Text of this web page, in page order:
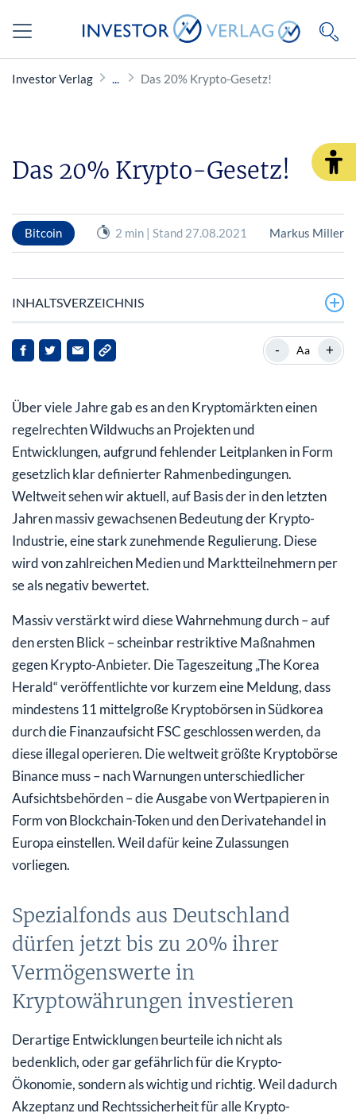
Investor Verlag Das 20% Krypto-Gesetz!
Das 20% Krypto-Gesetz!
Bitcoin 2 min | Stand 27.08.2021 Markus Miller
INHALTSVERZEICHNIS
Spezialfonds aus Deutschland dürfen jetzt bis zu 20%
ihrer Vermögenswerte in Kryptowährungen investieren
- Aa +
Über viele Jahre gab es an den Kryptomärkten einen
regelrechten Wildwuchs an Projekten und
Entwicklungen, aufgrund fehlender Leitplanken in Form
gesetzlich klar definierter Rahmenbedingungen.
Weltweit sehen wir aktuell, auf Basis der in den letzten
Jahren massiv gewachsenen Bedeutung der Krypto-
Industrie, eine stark zunehmende Regulierung. Diese
wird von zahlreichen Medien und Marktteilnehmern per
se als negativ bewertet.
Massiv verstärkt wird diese Wahrnehmung durch – auf
den ersten Blick – scheinbar restriktive Maßnahmen
gegen Krypto-Anbieter. Die Tageszeitung „The Korea
Herald“ veröffentlichte vor kurzem eine Meldung, dass
mindestens 11 mittelgroße Kryptobörsen in Südkorea
durch die Finanzaufsicht FSC geschlossen werden, da
diese illegal operieren. Die weltweit größte Kryptobörse
Binance muss – nach Warnungen unterschiedlicher
Aufsichtsbehörden – die Ausgabe von Wertpapieren in
Form von Blockchain-Token und den Derivatehandel in
Europa einstellen. Weil dafür keine Zulassungen
vorliegen.
Spezialfonds aus Deutschland
dürfen jetzt bis zu 20% ihrer
Vermögenswerte in
Kryptowährungen investieren
Derartige Entwicklungen beurteile ich nicht als
bedenklich, oder gar gefährlich für die Krypto-
Ökonomie, sondern als wichtig und richtig. Weil dadurch
Akzeptanz und Rechtssicherheit für alle Krypto-